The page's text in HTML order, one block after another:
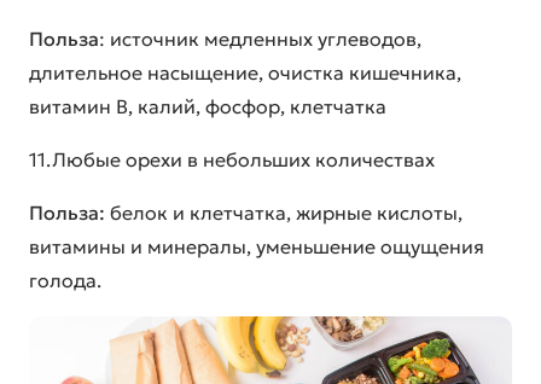
Польза: источник медленных углеводов,
длительное насыщение, очистка кишечника,
витамин В, калий, фосфор, клетчатка
11.Любые орехи в небольших количествах
Польза: белок и клетчатка, жирные кислоты,
витамины и минералы, уменьшение ощущения
голода.